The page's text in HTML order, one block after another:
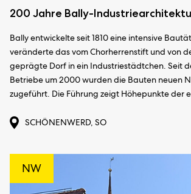
200 Jahre Bally-
Bally entwickelte seit 1810 eine intensive
veränderte das vom Chorherrenstift und von
geprägte Dorf in ein Industriestädtchen. Seit
Betriebe um 2000 wurden die Bauten neuen
zugeführt. Die Führung zeigt Höhepunkte der
SCHÖNENWERD, SO
NW